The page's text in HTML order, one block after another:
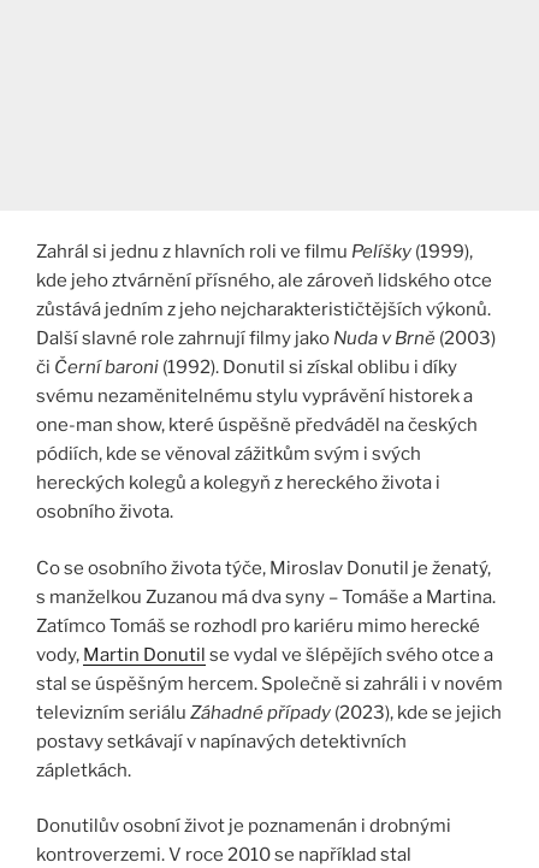
Zahrál si jednu z hlavních roli ve filmu Pelíšky (1999),
kde jeho ztvárnění přísného, ale zároveň lidského otce
zůstává jedním z jeho nejcharakterističtějších výkonů.
Další slavné role zahrnují filmy jako Nuda v Brně (2003)
či Černí baroni (1992). Donutil si získal oblibu i díky
svému nezaměnitelnému stylu vyprávění historek a
one-man show, které úspěšně předváděl na českých
pódiích, kde se věnoval zážitkům svým i svých
hereckých kolegů a kolegyň z hereckého života i
osobního života.
Co se osobního života týče, Miroslav Donutil je ženatý,
s manželkou Zuzanou má dva syny – Tomáše a Martina.
Zatímco Tomáš se rozhodl pro kariéru mimo herecké
vody, Martin Donutil se vydal ve šlépějích svého otce a
stal se úspěšným hercem. Společně si zahráli i v novém
televizním seriálu Záhadné případy (2023), kde se jejich
postavy setkávají v napínavých detektivních
zápletkách.
Donutilův osobní život je poznamenán i drobnými
kontroverzemi. V roce 2010 se například stal